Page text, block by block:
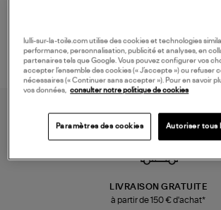
LIVRAISON GRATUITE
à partir de 150 € d'achat*
lulli-sur-la-toile.com utilise des cookies et technologies
performance, personnalisation, publicité et analyses, en
partenaires tels que Google. Vous pouvez configurer vos
accepter l’ensemble des cookies (« J’accepte ») ou refuser
nécessaires (« Continuer sans accepter »). Pour en savoir
vos données,
consulter notre politique de cookies
Paramètres des cookies Autoriser tous